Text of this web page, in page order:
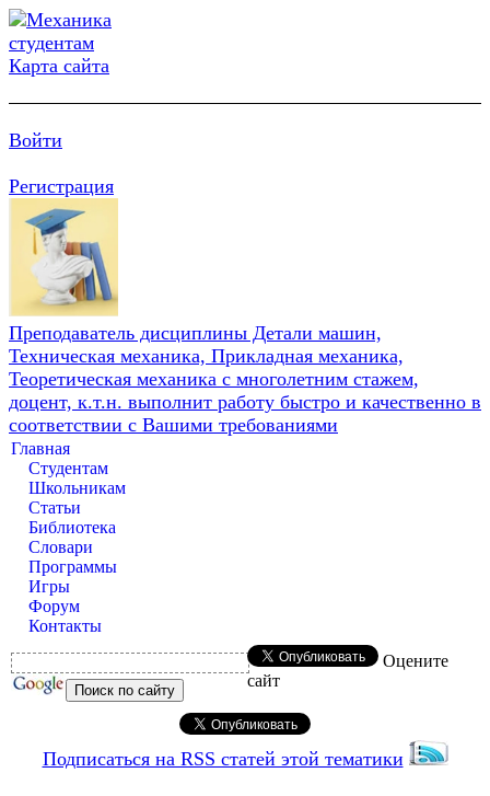
Карта сайта
Войти
Регистрация
Преподаватель дисциплины Детали машин,
Техническая механика, Прикладная механика,
Теоретическая механика с многолетним стажем,
доцент, к.т.н. выполнит работу быстро и качественно в
соответствии с Вашими требованиями
Главная
Студентам
Школьникам
Статьи
Библиотека
Словари
Программы
Игры
Форум
Контакты
Оцените
сайт
Подписаться на RSS статей этой тематики